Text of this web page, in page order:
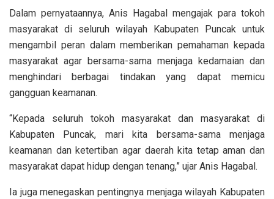
Dalam pernyataannya, Anis Hagabal mengajak para tokoh
masyarakat di seluruh wilayah Kabupaten Puncak untuk
mengambil peran dalam memberikan pemahaman kepada
masyarakat agar bersama-sama menjaga kedamaian dan
menghindari berbagai tindakan yang dapat memicu
gangguan keamanan.
“Kepada seluruh tokoh masyarakat dan masyarakat di
Kabupaten Puncak, mari kita bersama-sama menjaga
keamanan dan ketertiban agar daerah kita tetap aman dan
masyarakat dapat hidup dengan tenang,” ujar Anis Hagabal.
Ia juga menegaskan pentingnya menjaga wilayah Kabupaten